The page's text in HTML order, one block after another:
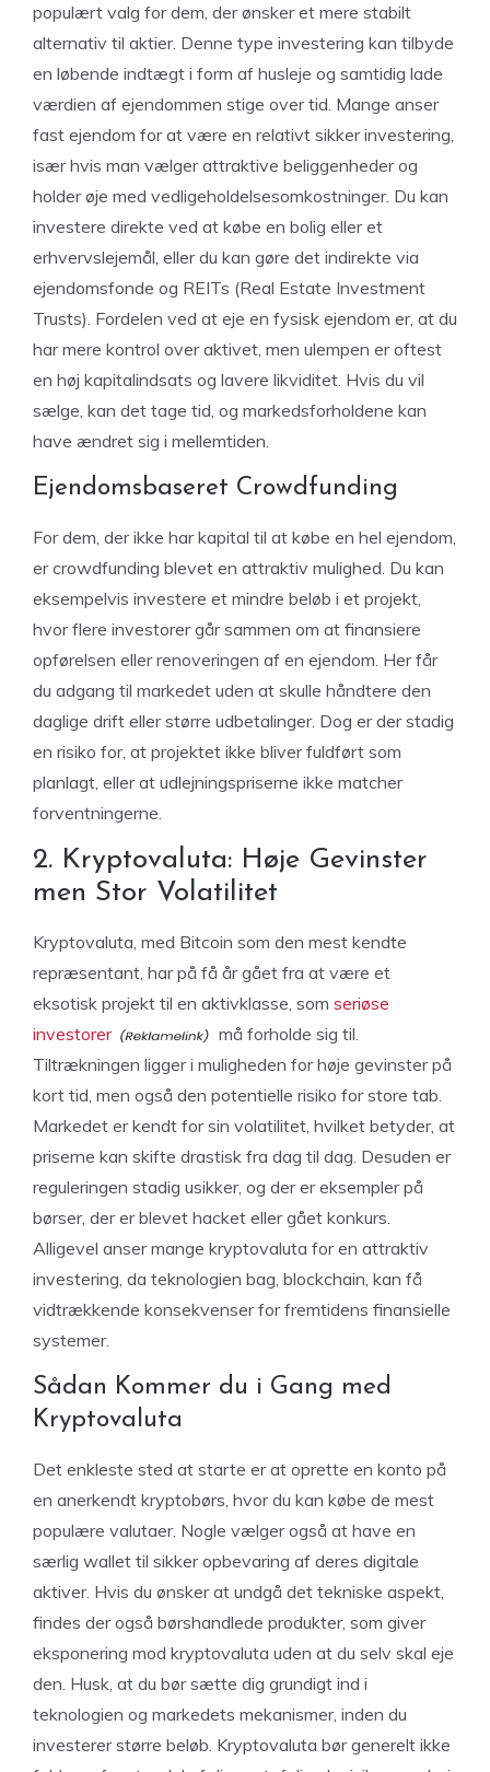
populært valg for dem, der ønsker et mere stabilt
alternativ til aktier. Denne type investering kan tilbyde
en løbende indtægt i form af husleje og samtidig lade
værdien af ejendommen stige over tid. Mange anser
fast ejendom for at være en relativt sikker investering,
især hvis man vælger attraktive beliggenheder og
holder øje med vedligeholdelsesomkostninger. Du kan
investere direkte ved at købe en bolig eller et
erhvervslejemål, eller du kan gøre det indirekte via
ejendomsfonde og REITs (Real Estate Investment
Trusts). Fordelen ved at eje en fysisk ejendom er, at du
har mere kontrol over aktivet, men ulempen er oftest
en høj kapitalindsats og lavere likviditet. Hvis du vil
sælge, kan det tage tid, og markedsforholdene kan
have ændret sig i mellemtiden.
Ejendomsbaseret Crowdfunding
For dem, der ikke har kapital til at købe en hel ejendom,
er crowdfunding blevet en attraktiv mulighed. Du kan
eksempelvis investere et mindre beløb i et projekt,
hvor flere investorer går sammen om at finansiere
opførelsen eller renoveringen af en ejendom. Her får
du adgang til markedet uden at skulle håndtere den
daglige drift eller større udbetalinger. Dog er der stadig
en risiko for, at projektet ikke bliver fuldført som
planlagt, eller at udlejningspriserne ikke matcher
forventningerne.
2. Kryptovaluta: Høje Gevinster
men Stor Volatilitet
Kryptovaluta, med Bitcoin som den mest kendte
repræsentant, har på få år gået fra at være et
eksotisk projekt til en aktivklasse, som seriøse
investorer
må forholde sig til.
Tiltrækningen ligger i muligheden for høje gevinster på
kort tid, men også den potentielle risiko for store tab.
Markedet er kendt for sin volatilitet, hvilket betyder, at
priserne kan skifte drastisk fra dag til dag. Desuden er
reguleringen stadig usikker, og der er eksempler på
børser, der er blevet hacket eller gået konkurs.
Alligevel anser mange kryptovaluta for en attraktiv
investering, da teknologien bag, blockchain, kan få
vidtrækkende konsekvenser for fremtidens finansielle
systemer.
Sådan Kommer du i Gang med
Kryptovaluta
Det enkleste sted at starte er at oprette en konto på
en anerkendt kryptobørs, hvor du kan købe de mest
populære valutaer. Nogle vælger også at have en
særlig wallet til sikker opbevaring af deres digitale
aktiver. Hvis du ønsker at undgå det tekniske aspekt,
findes der også børshandlede produkter, som giver
eksponering mod kryptovaluta uden at du selv skal eje
den. Husk, at du bør sætte dig grundigt ind i
teknologien og markedets mekanismer, inden du
investerer større beløb. Kryptovaluta bør generelt ikke